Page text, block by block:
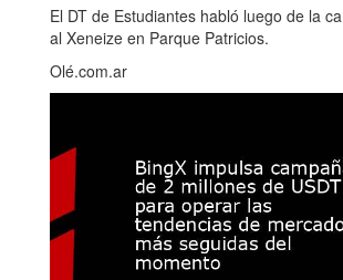
El DT de Estudiantes habló luego de la
al Xeneize en Parque Patricios.
Olé.com.ar